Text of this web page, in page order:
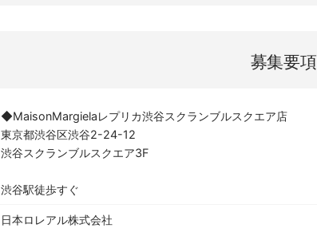
募集要項
◆MaisonMargielaレプリカ渋谷スクランブルスクエア店
東京都渋谷区渋谷2-24-12
渋谷スクランブルスクエア3F
渋谷駅徒歩すぐ
日本ロレアル株式会社